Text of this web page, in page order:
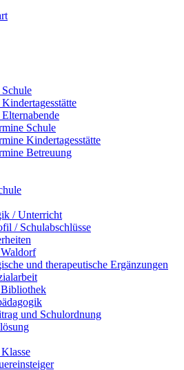
Schule
Kindertagesstätte
Betreuung
/ Unterricht
/ Schulabschlüsse
und therapeutische Ergänzungen
und Schulordnung